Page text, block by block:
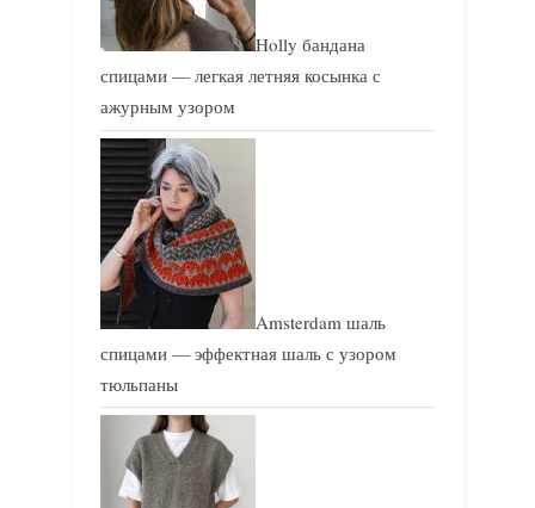
Holly бандана
спицами — легкая летняя косынка с
ажурным узором
Amsterdam шаль
спицами — эффектная шаль с узором
тюльпаны